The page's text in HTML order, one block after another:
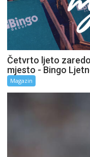
Četvrto ljeto
mjesto - Bingo
Magazin